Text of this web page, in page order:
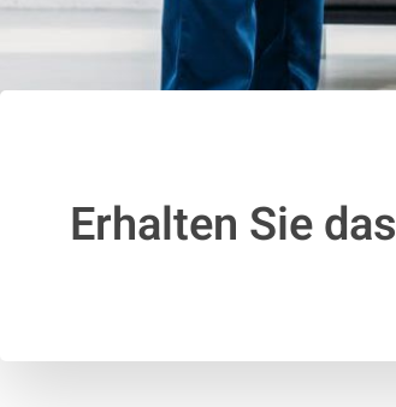
Erhalten Sie das